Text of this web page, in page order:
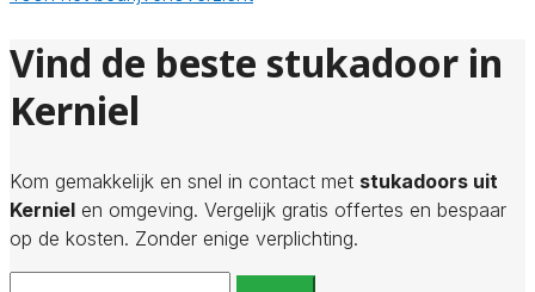
Vind de beste stukadoor in
Kerniel
Kom gemakkelijk en snel in contact met stukadoors uit
Kerniel en omgeving. Vergelijk gratis offertes en bespaar
op de kosten. Zonder enige verplichting.